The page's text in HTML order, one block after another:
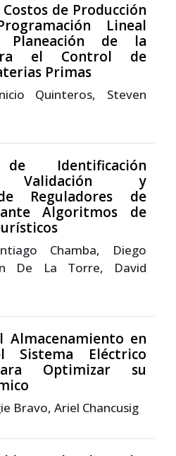
de Producción
Lineal
de la
el Control de
Primas
Quinteros, Steven
Identificación
Validación y
Reguladores de
Algoritmos de
Chamba, Diego
De La Torre, David
Almacenamiento en
Sistema Eléctrico
Optimizar su
Bravo, Ariel Chancusig